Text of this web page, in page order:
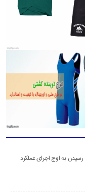
رسیدن به اوج اجرای عملکرد